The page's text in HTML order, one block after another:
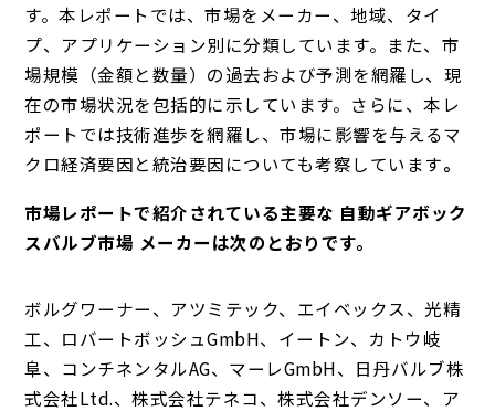
す。本レポートでは、市場をメーカー、地域、タイ
プ、アプリケーション別に分類しています。また、市
場規模（金額と数量）の過去および予測を網羅し、現
在の市場状況を包括的に示しています。さらに、本レ
ポートでは技術進歩を網羅し、市場に影響を与えるマ
クロ経済要因と統治要因についても考察しています。
市場レポートで紹介されている主要な 自動ギアボック
スバルブ市場 メーカーは次のとおりです。
ボルグワーナー、アツミテック、エイベックス、光精
工、ロバートボッシュGmbH、イートン、カトウ岐
阜、コンチネンタルAG、マーレGmbH、日丹バルブ株
式会社Ltd.、株式会社テネコ、株式会社デンソー、ア